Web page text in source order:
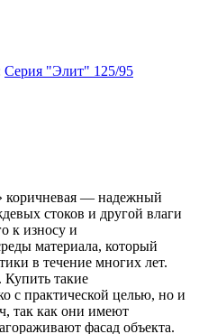
Серия "Элит" 125/95
коричневая — надежный
стоков и другой влаги
к износу и
материала, который
в течение многих лет.
такие
с практической целью, но и
так как они имеют
фасад объекта.